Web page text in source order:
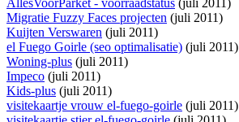
AllesVoorParket - voorraadstatus (juli 2011)
Migratie Fuzzy Faces projecten (juli 2011)
Kuijten Verswaren (juli 2011)
el Fuego Goirle (seo optimalisatie) (juli 2011)
Woning-plus (juli 2011)
Impeco (juli 2011)
Kids-plus (juli 2011)
visitekaartje vrouw el-fuego-goirle (juli 2011)